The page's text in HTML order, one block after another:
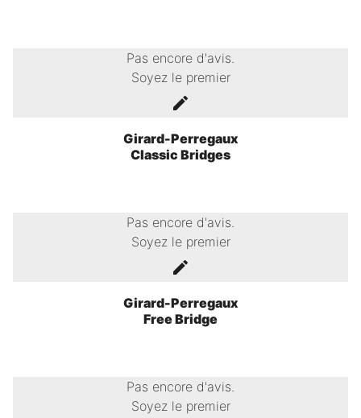
Pas encore d'avis.
Soyez le premier
Girard-Perregaux
Classic Bridges
Pas encore d'avis.
Soyez le premier
Girard-Perregaux
Free Bridge
Pas encore d'avis.
Soyez le premier